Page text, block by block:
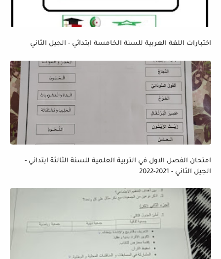
اختبارات اللغة العربية للسنة الخامسة ابتدائي - الجيل الثاني
امتحان الفصل الاول في التربية العلمية للسنة الثالثة ابتدائي -
الجيل الثاني - 2021-2022